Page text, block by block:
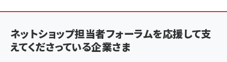
く
ず
ネットショップ担当者フォーラムを応援して支
えてくださっている企業さま